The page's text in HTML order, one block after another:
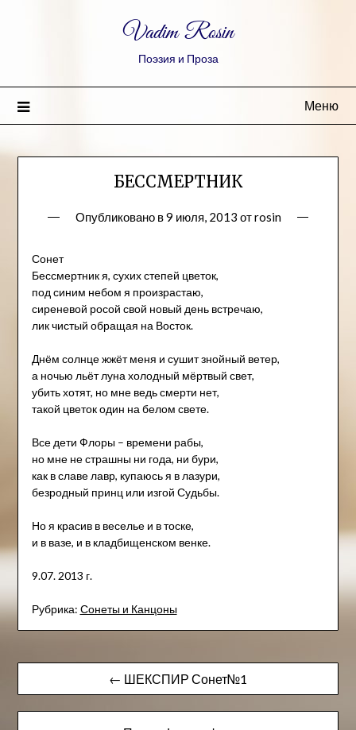
Vadim Rosin
Поэзия и Проза
Меню
БЕССМЕРТНИК
Опубликовано в9 июля, 2013 отrosin
Сонет
Бессмертник я, сухих степей цветок,
под синим небом я произрастаю,
сиреневой росой свой новый день встречаю,
лик чистый обращая на Восток.
Днём солнце жжёт меня и сушит знойный ветер,
а ночью льёт луна холодный мёртвый свет,
убить хотят, но мне ведь смерти нет,
такой цветок один на белом свете.
Все дети Флоры – времени рабы,
но мне не страшны ни года, ни бури,
как в славе лавр, купаюсь я в лазури,
безродный принц или изгой Судьбы.
Но я красив в веселье и в тоске,
и в вазе, и в кладбищенском венке.
9.07. 2013 г.
Рубрика: Сонеты и Канцоны
Навигация
по
← ШЕКСПИР Сонет№1